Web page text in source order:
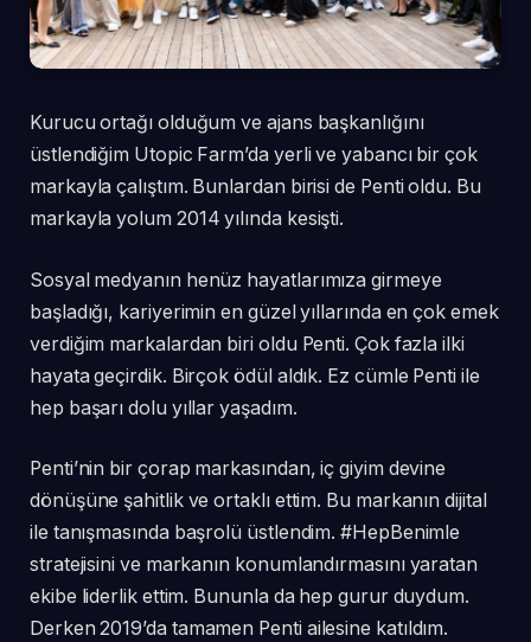
Kurucu ortağı olduğum ve ajans başkanlığını
üstlendiğim Utopic Farm’da yerli ve yabancı bir çok
markayla çalıştım. Bunlardan birisi de Penti oldu. Bu
markayla yolum 2014 yılında kesişti.
Sosyal medyanın henüz hayatlarımıza girmeye
başladığı, kariyerimin en güzel yıllarında en çok emek
verdiğim markalardan biri oldu Penti. Çok fazla ilki
hayata geçirdik. Birçok ödül aldık. Ez cümle Penti ile
hep başarı dolu yıllar yaşadım.
Penti’nin bir çorap markasından, iç giyim devine
dönüşüne şahitlik ve ortaklı ettim. Bu markanın dijital
ile tanışmasında başrolü üstlendim. #HepBenimle
stratejisini ve markanın konumlandırmasını yaratan
ekibe liderlik ettim. Bununla da hep gurur duydum.
Derken 2019’da tamamen Penti ailesine katıldım.